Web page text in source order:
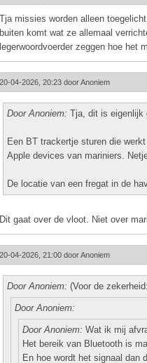
Tja missies worden alleen
buiten komt wat ze allemaal
legerwoordvoerder zeggen hoe het
20-04-2026, 20:23 doorAnoniem
Door Anoniem: Tja, dit is eigenlijk
Een BT trackertje sturen die
Apple devices van mariniers.
De locatie van een fregat in de
Dit gaat over de vloot. Niet over
20-04-2026, 21:00 doorAnoniem
Door Anoniem: (Voor de
Door Anoniem:
Door Anoniem: Wat ik mij
Het bereik van Bluetooth is
En hoe wordt het signaal dan